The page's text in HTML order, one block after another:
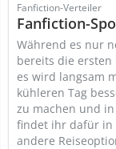
Fanfiction-Verteiler
Fanfiction-
Während es nur
bereits die
es wird langsam
kühleren Tag
zu machen und
findet ihr dafür in
andere